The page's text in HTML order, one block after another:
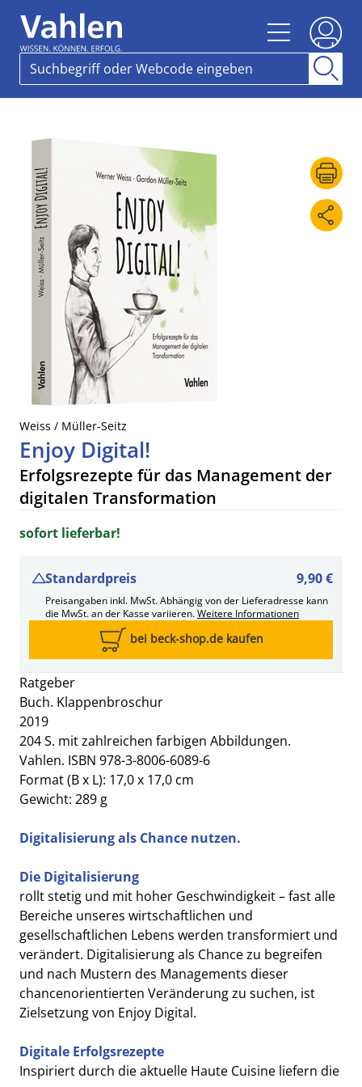
Weiss / Müller-Seitz
Enjoy Digital!
Erfolgsrezepte für das Management der
digitalen Transformation
Ratgeber
Buch. Klappenbroschur
2019
204 S. mit zahlreichen farbigen Abbildungen.
Vahlen. ISBN 978-3-8006-6089-6
Format (B x L): 17,0 x 17,0 cm
Gewicht: 289 g
Digitalisierung als Chance nutzen.
Die Digitalisierung
rollt stetig und mit hoher Geschwindigkeit – fast alle
Bereiche unseres wirtschaftlichen und
gesellschaftlichen Lebens werden transformiert und
verändert. Digitalisierung als Chance zu begreifen
und nach Mustern des Managements dieser
chancenorientierten Veränderung zu suchen, ist
Zielsetzung von Enjoy Digital.
Digitale Erfolgsrezepte
Inspiriert durch die aktuelle Haute Cuisine liefern die
sofort lieferbar!
Standardpreis 9,90 €
Preisangaben inkl. MwSt. Abhängig von der Lieferadresse kann
die MwSt. an der Kasse variieren.Weitere Informationen
bei beck-shop.de kaufen